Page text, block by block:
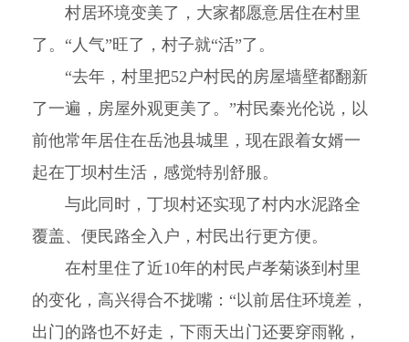
村居环境变美了，大家都愿意居住在村里
了。“人气”旺了，村子就“活”了。
“去年，村里把52户村民的房屋墙壁都翻新
了一遍，房屋外观更美了。”村民秦光伦说，以
前他常年居住在岳池县城里，现在跟着女婿一
起在丁坝村生活，感觉特别舒服。
与此同时，丁坝村还实现了村内水泥路全
覆盖、便民路全入户，村民出行更方便。
在村里住了近10年的村民卢孝菊谈到村里
的变化，高兴得合不拢嘴：“以前居住环境差，
出门的路也不好走，下雨天出门还要穿雨靴，